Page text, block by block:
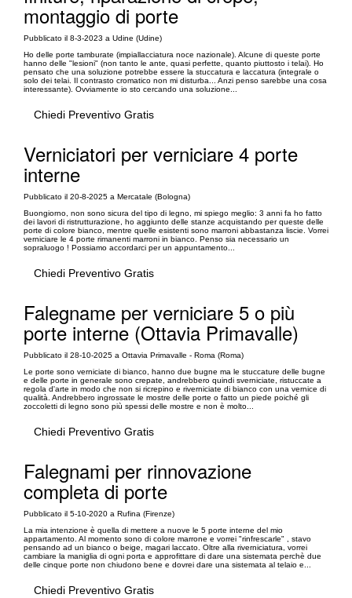
montaggio di porte
Pubblicato il 8-3-2023 a Udine (Udine)
Ho delle porte tamburate (impiallacciatura noce nazionale). Alcune di queste porte
hanno delle "lesioni" (non tanto le ante, quasi perfette, quanto piuttosto i telai). Ho
pensato che una soluzione potrebbe essere la stuccatura e laccatura (integrale o
solo dei telai. Il contrasto cromatico non mi disturba... Anzi penso sarebbe una cosa
interessante). Ovviamente io sto cercando una soluzione...
Chiedi Preventivo Gratis
Verniciatori per verniciare 4 porte
interne
Pubblicato il 20-8-2025 a Mercatale (Bologna)
Buongiorno, non sono sicura del tipo di legno, mi spiego meglio: 3 anni fa ho fatto
dei lavori di ristrutturazione, ho aggiunto delle stanze acquistando per queste delle
porte di colore bianco, mentre quelle esistenti sono marroni abbastanza liscie. Vorrei
verniciare le 4 porte rimanenti marroni in bianco. Penso sia necessario un
sopraluogo ! Possiamo accordarci per un appuntamento...
Chiedi Preventivo Gratis
Falegname per verniciare 5 o più
porte interne (Ottavia Primavalle)
Pubblicato il 28-10-2025 a Ottavia Primavalle - Roma (Roma)
Le porte sono verniciate di bianco, hanno due bugne ma le stuccature delle bugne
e delle porte in generale sono crepate, andrebbero quindi sverniciate, ristuccate a
regola d'arte in modo che non si ricrepino e riverniciate di bianco con una vernice di
qualità. Andrebbero ingrossate le mostre delle porte o fatto un piede poiché gli
zoccoletti di legno sono più spessi delle mostre e non è molto...
Chiedi Preventivo Gratis
Falegnami per rinnovazione
completa di porte
Pubblicato il 5-10-2020 a Rufina (Firenze)
La mia intenzione è quella di mettere a nuove le 5 porte interne del mio
appartamento. Al momento sono di colore marrone e vorrei "rinfrescarle" , stavo
pensando ad un bianco o beige, magari laccato. Oltre alla riverniciatura, vorrei
cambiare la maniglia di ogni porta e approfittare di dare una sistemata perchè due
delle cinque porte non chiudono bene e dovrei dare una sistemata al telaio e...
Chiedi Preventivo Gratis